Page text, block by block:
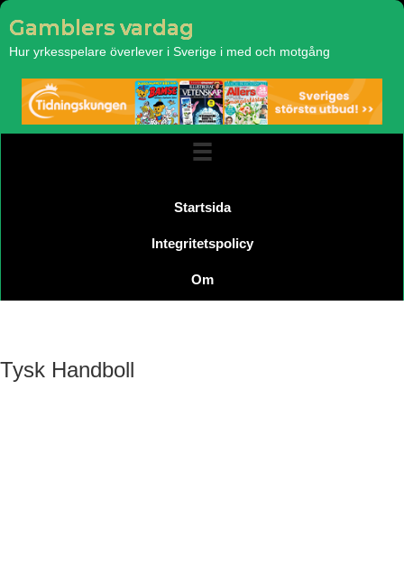
Gamblers vardag
Hur yrkesspelare överlever i Sverige i med och motgång
Startsida
Integritetspolicy
Om
Tysk Handboll